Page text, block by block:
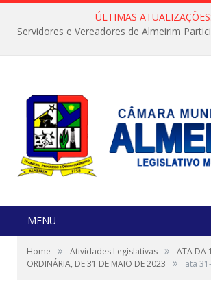
ÚLTIMAS ATUALIZAÇÕES:
MENU
Home » Atividades Legislativas »
ATA DA
ORDINÁRIA, DE 31 DE MAIO DE 2023
» ata